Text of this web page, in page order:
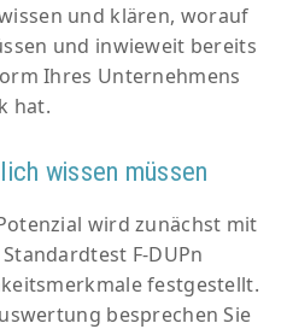
und klären, worauf
und inwieweit bereits
Ihres Unternehmens
hat.
wissen müssen
wird zunächst mit
F-DUPn
festgestellt.
besprechen Sie